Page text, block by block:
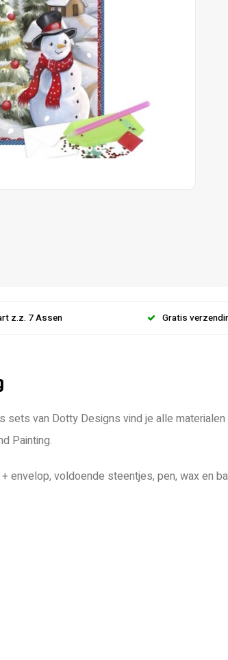
z.z. 7 Assen Gratis
sets van Dotty Designs vind je alle
Painting.
envelop, voldoende steentjes, pen, wax en